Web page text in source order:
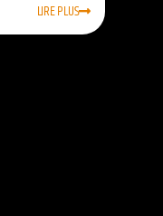
LIRE PLUS